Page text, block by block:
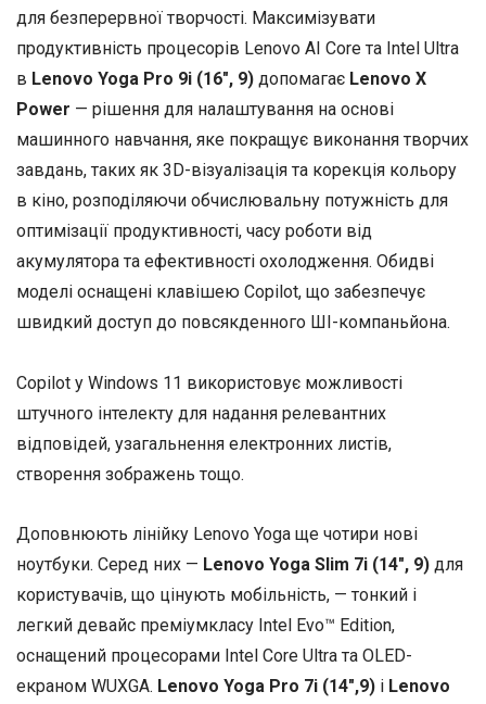
для безперервної творчості. Максимізувати
продуктивність процесорів Lenovo AI Core та Intel Ultra
в Lenovo Yoga Pro 9i (16″, 9) допомагає Lenovo X
Power — рішення для налаштування на основі
машинного навчання, яке покращує виконання творчих
завдань, таких як 3D-візуалізація та корекція кольору
в кіно, розподіляючи обчислювальну потужність для
оптимізації продуктивності, часу роботи від
акумулятора та ефективності охолодження. Обидві
моделі оснащені клавішею Copilot, що забезпечує
швидкий доступ до повсякденного ШІ-компаньйона.
Copilot у Windows 11 використовує можливості
штучного інтелекту для надання релевантних
відповідей, узагальнення електронних листів,
створення зображень тощо.
Доповнюють лінійку Lenovo Yoga ще чотири нові
ноутбуки. Серед них — Lenovo Yoga Slim 7i (14″, 9) для
користувачів, що цінують мобільність, — тонкий і
легкий девайс преміумкласу Intel Evo™ Edition,
оснащений процесорами Intel Core Ultra та OLED-
екраном WUXGA. Lenovo Yoga Pro 7i (14″,9) і Lenovo